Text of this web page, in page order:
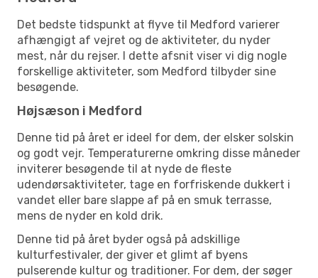
Det bedste tidspunkt at flyve til Medford varierer
afhængigt af vejret og de aktiviteter, du nyder
mest, når du rejser. I dette afsnit viser vi dig nogle
forskellige aktiviteter, som Medford tilbyder sine
besøgende.
Højsæson i Medford
Denne tid på året er ideel for dem, der elsker solskin
og godt vejr. Temperaturerne omkring disse måneder
inviterer besøgende til at nyde de fleste
udendørsaktiviteter, tage en forfriskende dukkert i
vandet eller bare slappe af på en smuk terrasse,
mens de nyder en kold drik.
Denne tid på året byder også på adskillige
kulturfestivaler, der giver et glimt af byens
pulserende kultur og traditioner. For dem, der søger